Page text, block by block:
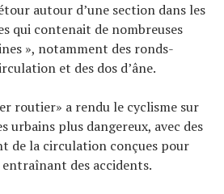
autour d’une section dans les
qui contenait de nombreuses
», notamment des ronds-
et des dos d’âne.
routier» a rendu le cyclisme sur
urbains plus dangereux, avec des
de la circulation conçues pour
des accidents.